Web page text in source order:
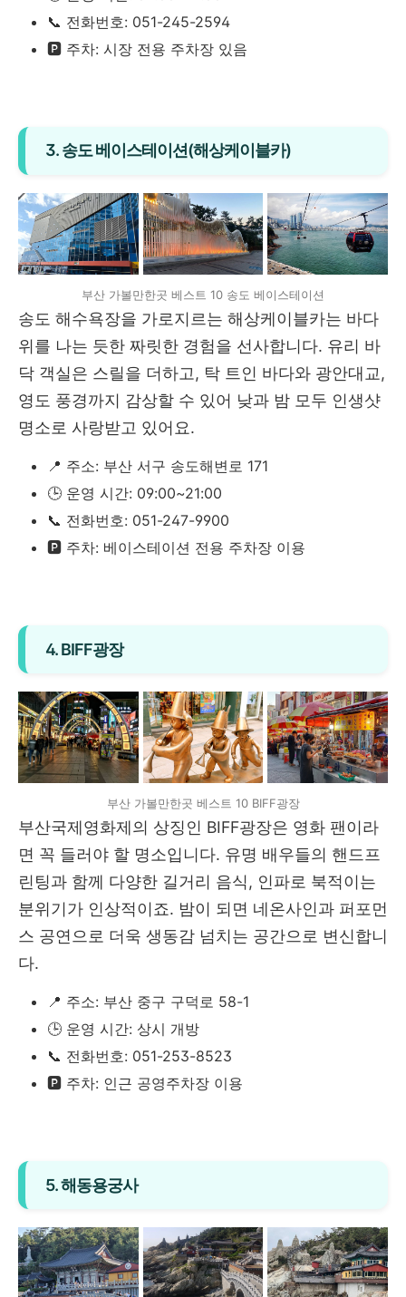
📞 전화번호: 051-245-2594
🅿️ 주차: 시장 전용 주차장 있음
3. 송도 베이스테이션(해상케이블카)
부산 가볼만한곳 베스트 10 송도 베이스테이션
송도 해수욕장을 가로지르는 해상케이블카는 바다
위를 나는 듯한 짜릿한 경험을 선사합니다. 유리 바
닥 객실은 스릴을 더하고, 탁 트인 바다와 광안대교,
영도 풍경까지 감상할 수 있어 낮과 밤 모두 인생샷
명소로 사랑받고 있어요.
📍 주소: 부산 서구 송도해변로 171
🕒 운영 시간: 09:00~21:00
📞 전화번호: 051-247-9900
🅿️ 주차: 베이스테이션 전용 주차장 이용
4. BIFF광장
부산 가볼만한곳 베스트 10 BIFF광장
부산국제영화제의 상징인 BIFF광장은 영화 팬이라
면 꼭 들러야 할 명소입니다. 유명 배우들의 핸드프
린팅과 함께 다양한 길거리 음식, 인파로 북적이는
분위기가 인상적이죠. 밤이 되면 네온사인과 퍼포먼
스 공연으로 더욱 생동감 넘치는 공간으로 변신합니
다.
📍 주소: 부산 중구 구덕로 58-1
🕒 운영 시간: 상시 개방
📞 전화번호: 051-253-8523
🅿️ 주차: 인근 공영주차장 이용
5. 해동용궁사